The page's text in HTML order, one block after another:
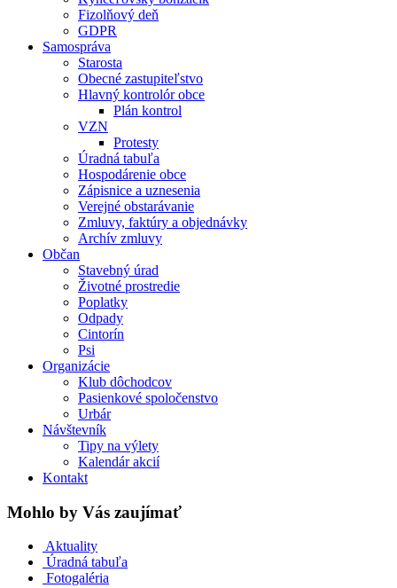
Fizolňový deň
GDPR
Samospráva
Starosta
Obecné zastupiteľstvo
Hlavný kontrolór obce
Plán kontrol
VZN
Protesty
Úradná tabuľa
Hospodárenie obce
Zápisnice a uznesenia
Verejné obstarávanie
Zmluvy, faktúry a objednávky
Archív zmluvy
Občan
Stavebný úrad
Životné prostredie
Poplatky
Odpady
Cintorín
Psi
Organizácie
Klub dôchodcov
Pasienkové spoločenstvo
Urbár
Návštevník
Tipy na výlety
Kalendár akcií
Kontakt
Mohlo by Vás zaujímať
Aktuality
Úradná tabuľa
Fotogaléria